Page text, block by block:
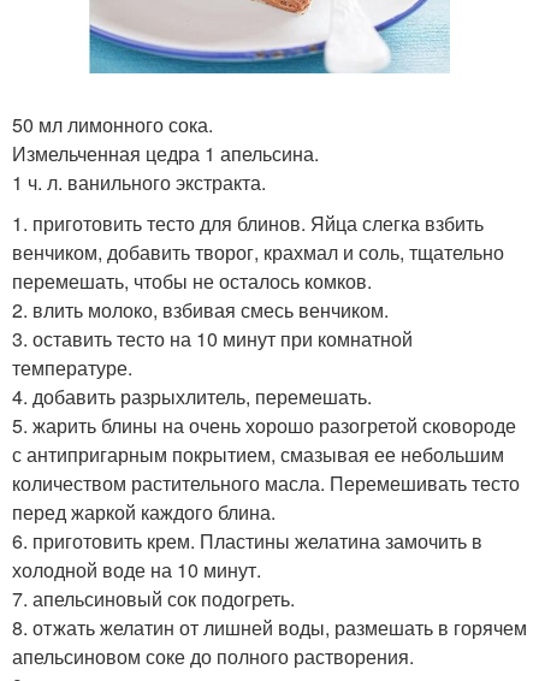
50 мл лимонного сока.
Измельченная цедра 1 апельсина.
1 ч. л. ванильного экстракта.
1. приготовить тесто для блинов. Яйца слегка взбить
венчиком, добавить творог, крахмал и соль, тщательно
перемешать, чтобы не осталось комков.
2. влить молоко, взбивая смесь венчиком.
3. оставить тесто на 10 минут при комнатной
температуре.
4. добавить разрыхлитель, перемешать.
5. жарить блины на очень хорошо разогретой сковороде
с антипригарным покрытием, смазывая ее небольшим
количеством растительного масла. Перемешивать тесто
перед жаркой каждого блина.
6. приготовить крем. Пластины желатина замочить в
холодной воде на 10 минут.
7. апельсиновый сок подогреть.
8. отжать желатин от лишней воды, размешать в горячем
апельсиновом соке до полного растворения.